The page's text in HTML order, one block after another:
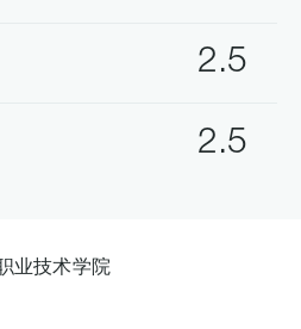
2.5
2.5
职业技术学院